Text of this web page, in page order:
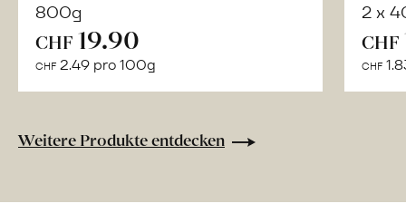
800g
CHF 19.90
CHF 2.49 pro 100g
2 x
CHF
CHF
Weitere Produkte entdecken